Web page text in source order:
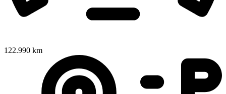
122.990 km